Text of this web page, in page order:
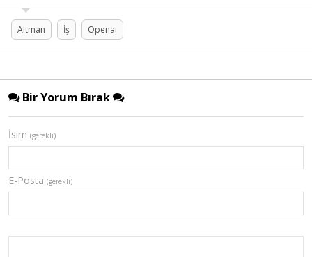
Altman İş Openaı
Bir Yorum Bırak
İsim (gerekli)
E-Posta (gerekli)